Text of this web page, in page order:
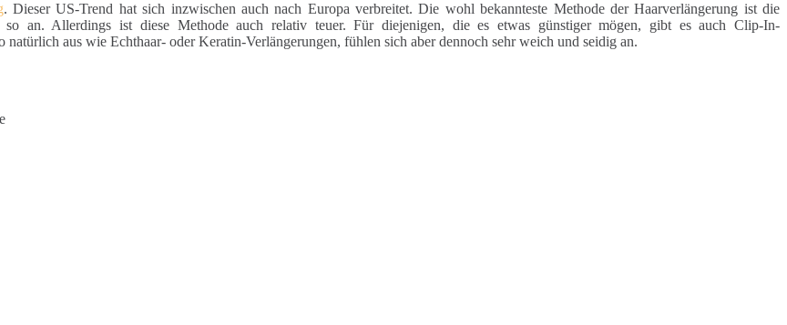
. Dieser US-Trend hat sich inzwischen auch nach Europa verbreitet. Die wohl bekannteste Methode der Haarverlängerung ist die
so an. Allerdings ist diese Methode auch relativ teuer. Für diejenigen, die es etwas günstiger mögen, gibt es auch Clip-In-
aus wie Echthaar- oder Keratin-Verlängerungen, fühlen sich aber dennoch sehr weich und seidig an.